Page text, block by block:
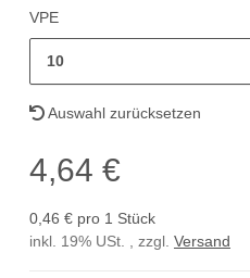
VPE
10
Auswahl zurücksetzen
4,64 €
0,46 € pro 1 Stück
inkl. 19% USt. , zzgl. Versand